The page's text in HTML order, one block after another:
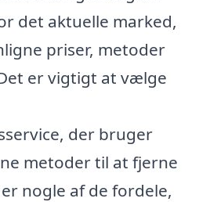
det aktuelle marked,
priser, metoder
er vigtigt at vælge
der bruger
metoder til at fjerne
nogle af de fordele,